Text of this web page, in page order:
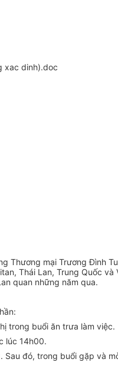
xac dinh).doc
Thương mại Trương Đình
Thái Lan, Trung Quốc
quan những năm qua.
trong buổi ăn trưa làm việc.
lúc 14h00.
đó, trong buổi gặp và